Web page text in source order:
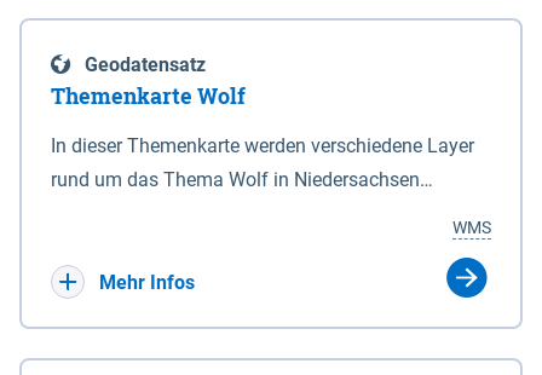
enthalten. Sperrwerke Sperrwerke sind Bauwerke
mit Sperrvorrichtungen in Tidegewässern, die dem
Schutz eines Gebietes vor erhöhten Tiden, vor allem
vor Sturmfluten, zu dienen bestimmt sind (§2 Abs.3
Eigenschaft eines Sperrwerkes durch Widmung, die
die Deichbehörde durch Verordnung ausspricht.
Geodatensatz
Themenkarte Wolf
In dieser Themenkarte werden verschiedene Layer
rund um das Thema Wolf in Niedersachsen
sowie Status der bestehenden Wolfsterritorien im
laufenden Monitoringjahr.
WMS
Mehr Infos